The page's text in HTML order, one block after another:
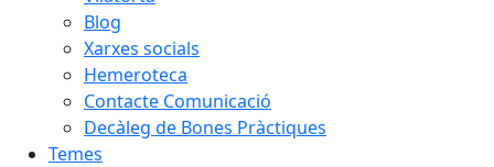
Blog
Xarxes socials
Hemeroteca
Contacte Comunicació
Decàleg de Bones Pràctiques
Temes